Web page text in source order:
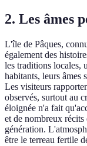
2. Les âmes
L'île de Pâques,
également des
les traditions locales,
habitants, leurs âmes
Les visiteurs
observés, surtout au
éloignée n'a fait
et de nombreux récits
génération.
être le terreau fertile